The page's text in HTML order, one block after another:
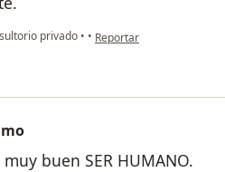
privado • • en opinión del usuario
Reportar
buen SER HUMANO.